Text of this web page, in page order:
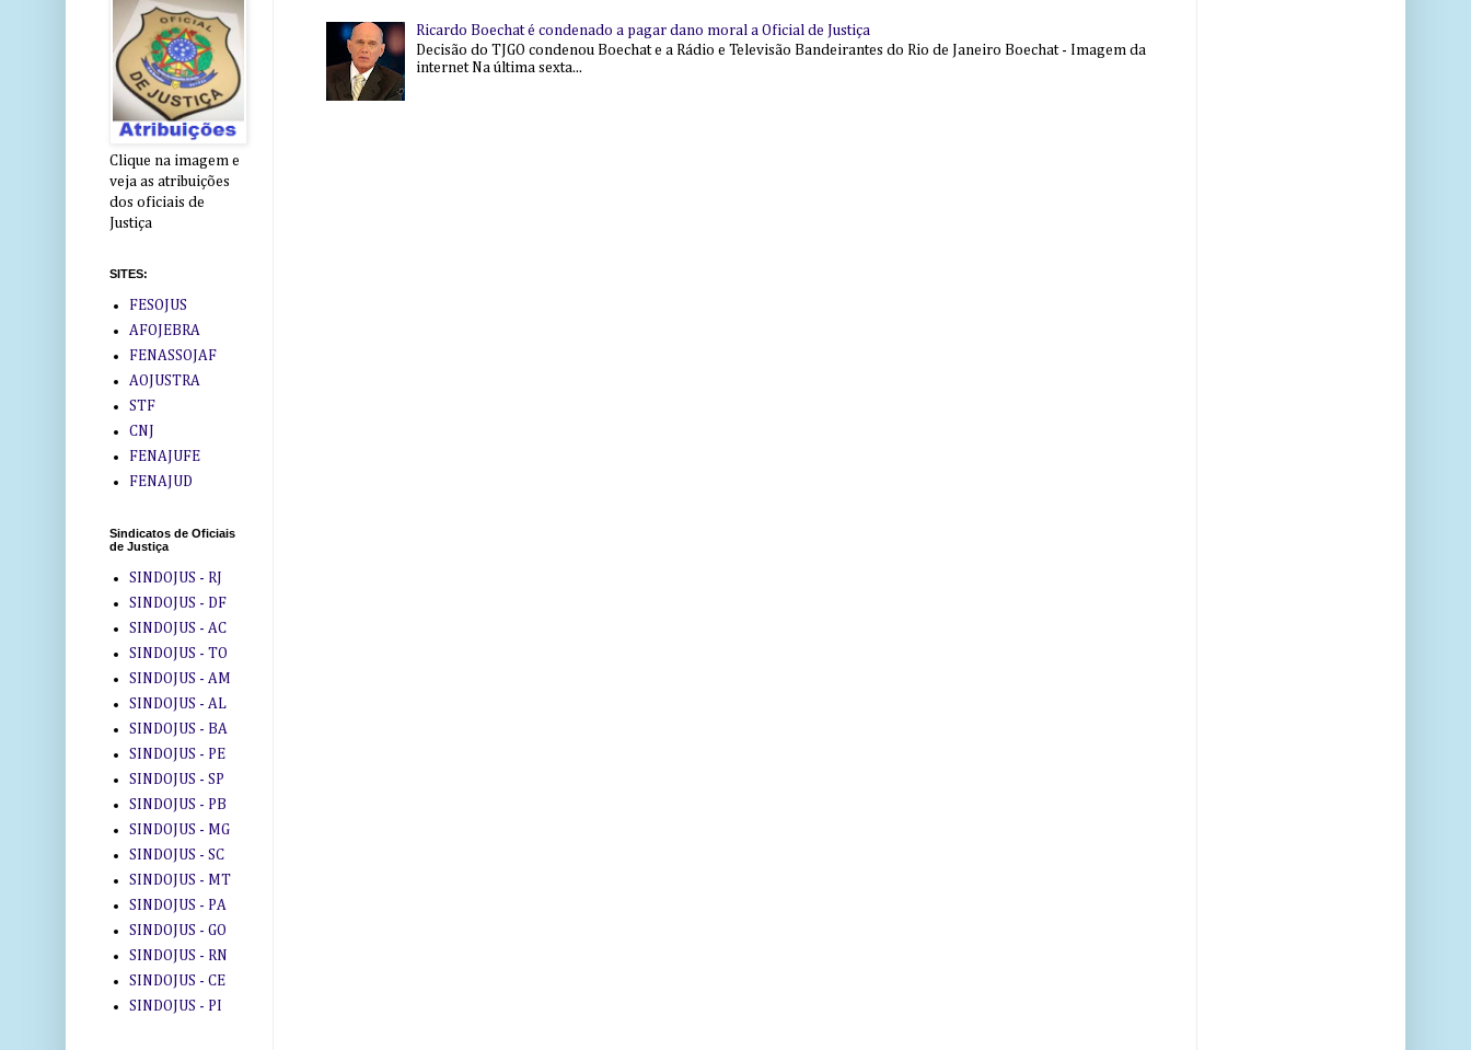
Ricardo Boechat é condenado a pagar dano moral a Oficial de Justiça
Decisão do TJGO condenou Boechat e a Rádio e Televisão Bandeirantes do Rio de Janeiro Boechat - Imagem da
internet Na última sexta...
Clique na imagem e
veja as atribuições
dos oficiais de
Justiça
SITES:
FESOJUS
AFOJEBRA
FENASSOJAF
AOJUSTRA
STF
CNJ
FENAJUFE
FENAJUD
Sindicatos de Oficiais
de Justiça
SINDOJUS - RJ
SINDOJUS - DF
SINDOJUS - AC
SINDOJUS - TO
SINDOJUS - AM
SINDOJUS - AL
SINDOJUS - BA
SINDOJUS - PE
SINDOJUS - SP
SINDOJUS - PB
SINDOJUS - MG
SINDOJUS - SC
SINDOJUS - MT
SINDOJUS - PA
SINDOJUS - GO
SINDOJUS - RN
SINDOJUS - CE
SINDOJUS - PI